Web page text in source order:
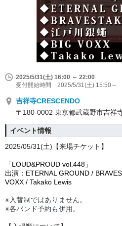
2025/5/31(土) 16:00 ～ 22:00
受付開始時間 2025/5/31(土) 15:50～
吉祥寺CRESCENDO
〒180-0002 東京都武蔵野市吉祥
イベント情報
2025/05/31(土) 【来場チケット】
「LOUD&PROUD vol.448」
出演：ETERNAL GROUND /
VOXX / Takako Lewis
※入替制ではありません。
※各バンド予約も併用。